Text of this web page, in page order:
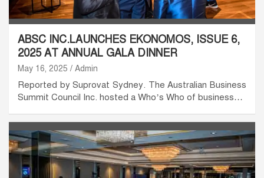
ABSC INC.LAUNCHES EKONOMOS, ISSUE 6,
2025 AT ANNUAL GALA DINNER
May 16, 2025 Admin
Reported by Suprovat Sydney. The Australian Business
Summit Council Inc. hosted a Who’s Who of business…